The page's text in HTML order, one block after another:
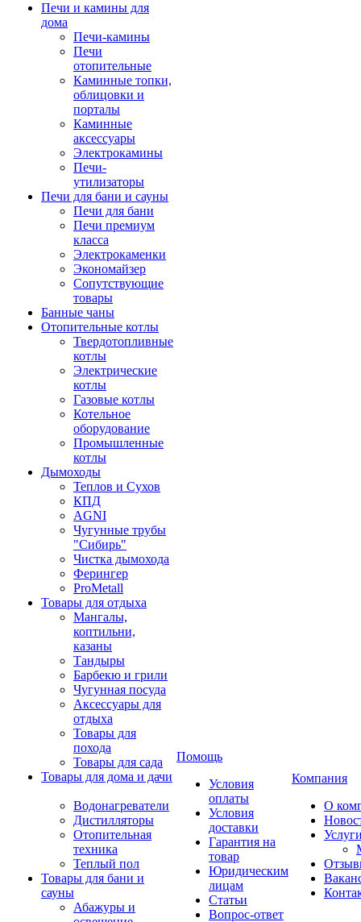
Печи и камины для
дома
Печи-камины
Печи
отопительные
Каминные топки,
облицовки и
порталы
Каминные
аксессуары
Электрокамины
Печи-
утилизаторы
Печи для бани и сауны
Печи для бани
Печи премиум
класса
Электрокаменки
Экономайзер
Сопутствующие
товары
Банные чаны
Отопительные котлы
Твердотопливные
котлы
Электрические
котлы
Газовые котлы
Котельное
оборудование
Промышленные
котлы
Дымоходы
Теплов и Сухов
КПД
AGNI
Чугунные трубы
"Сибирь"
Чистка дымохода
Ферингер
ProMetall
Товары для отдыха
Мангалы,
коптильни,
казаны
Тандыры
Барбекю и грили
Чугунная посуда
Аксессуары для
отдыха
Товары для
похода
Товары для сада
Товары для дома и дачи
Водонагреватели
Дистилляторы
Отопительная
техника
Теплый пол
Товары для бани и
сауны
Абажуры и
Помощь
Условия
оплаты
Условия
доставки
Гарантия на
товар
Юридическим
лицам
Статьи
Вопрос-ответ
Компания
О